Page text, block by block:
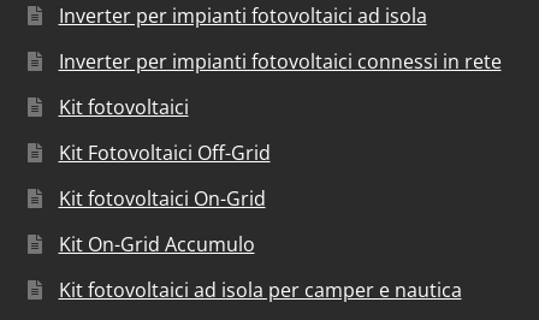
Inverter per impianti fotovoltaici ad isola
Inverter per impianti fotovoltaici connessi in rete
Kit fotovoltaici
Kit Fotovoltaici Off-Grid
Kit fotovoltaici On-Grid
Kit On-Grid Accumulo
Kit fotovoltaici ad isola per camper e nautica